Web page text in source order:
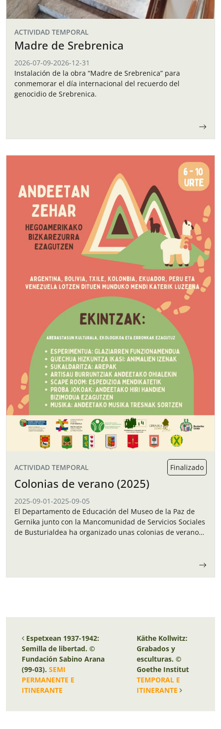
ACTIVIDAD TEMPORAL
Madre de Srebrenica
2026-07-09-2026-12-31
Instalación de la obra “Madre de Srebrenica” para
conmemorar el día internacional del recuerdo del
genocidio de Srebrenica.
ACTIVIDAD TEMPORAL Finalizado
Colonias de verano (2025)
2025-09-01-2025-09-05
El Departamento de Educación del Museo de la Paz de
Gernika junto con la Mancomunidad de Servicios Sociales
de Busturialdea ha organizado unas colonias de verano
Navegación de entradas
Espetxean 1937-1942:
Semilla de libertad. ©
Fundación Sabino Arana
(99-03). SEMI
PERMANENTE E
ITINERANTE
Käthe Kollwitz:
Grabados y
esculturas. ©
Goethe Institut
TEMPORAL E
ITINERANTE